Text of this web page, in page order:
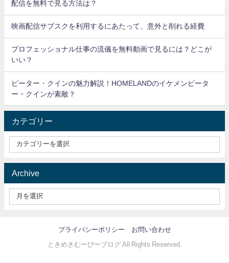
配信を無料で見る方法は？
映画配信サブスクを利用するにあたって、意外と削れる経費
プロフェッショナル仕事の流儀を無料動画で見るには？どこが
いい？
ピーター・クインの魅力解説！HOMELANDのイケメンピータ
ー・クインが素敵？
カテゴリー
Archive
プライバシーポリシー お問い合わせ
ときめきむーびーブログ All Rights Reserved.